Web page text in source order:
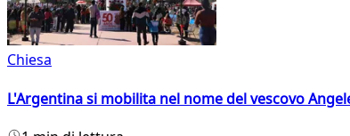
Chiesa
L'Argentina si mobilita nel nome del vescovo